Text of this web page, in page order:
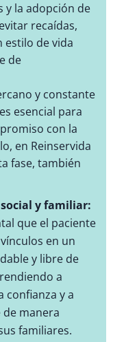
y la adopción de
recaídas,
estilo de vida
de
y constante
esencial para
con la
en Reinservida
fase, también
y familiar:
que el paciente
en un
y libre de
a
confianza y a
manera
familiares.